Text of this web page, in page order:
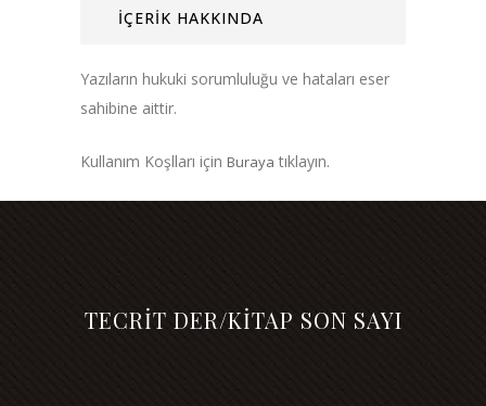
İÇERİK HAKKINDA
Yazıların hukuki sorumluluğu ve hataları eser
sahibine aittir.
Kullanım Koşlları için Buraya tıklayın.
TECRİT DER/KİTAP SON SAYI